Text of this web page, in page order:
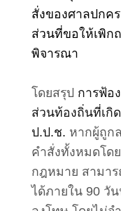
สั่งของศาลปกค
ส่วนที่ขอให้เพิก
พิจารณา
โดยสรุป การฟ้อ
ส่วนท้องถิ่นที่เกิ
ป.ป.ช. หากผู้ถูก
คำสั่งทั้งหมดโด
กฎหมาย สามา
ได้ภายใน 90 วั